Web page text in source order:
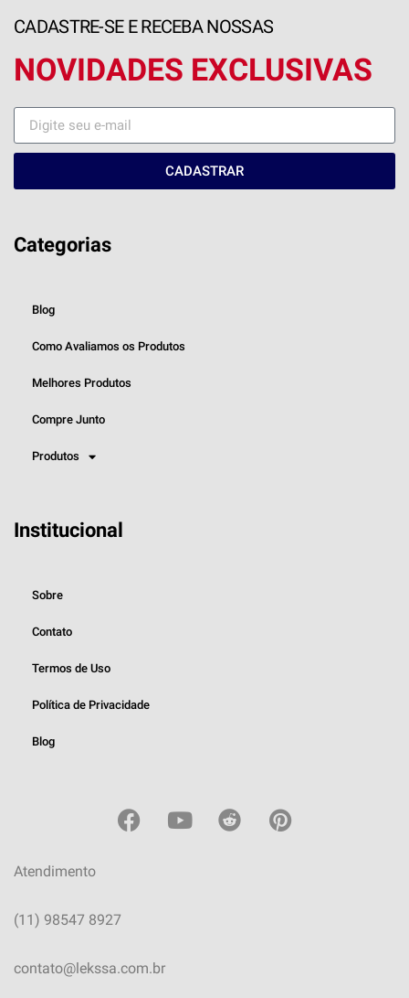
CADASTRE-SE E RECEBA NOSSAS
NOVIDADES EXCLUSIVAS
CADASTRAR
Categorias
Blog
Como Avaliamos os Produtos
Melhores Produtos
Compre Junto
Produtos
Institucional
Sobre
Contato
Termos de Uso
Política de Privacidade
Blog
Atendimento
(11) 98547 8927
contato@lekssa.com.br